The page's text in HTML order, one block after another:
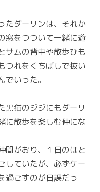
たダーリンは、それか
窓をつついて一緒に遊
サムの背中や散歩ひも
つれをくちばしで抜い
いった。
黒猫のジジにもダーリ
に散歩を楽しむ仲にな
間がおり、１日のほと
していたが、必ずケー
過ごすのが日課だっ